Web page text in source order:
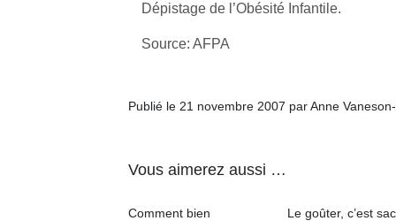
Dépistage de l’Obésité Infantile.
Source: AFPA
Publié le 21 novembre 2007 par Anne
Vous aimerez aussi …
Comment bien
Le goûter, c’est